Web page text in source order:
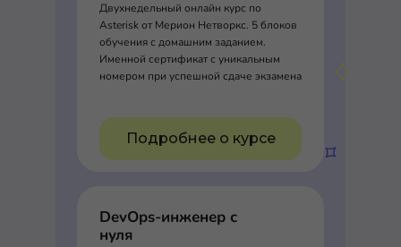
Двухнедельный онлайн курс по
Asterisk от Мерион Нетворкс. 5 блоков
обучения с домашним заданием.
Именной сертификат с уникальным
номером при успешной сдаче экзамена
Подробнее о курсе
DevOps-инженер с
нуля